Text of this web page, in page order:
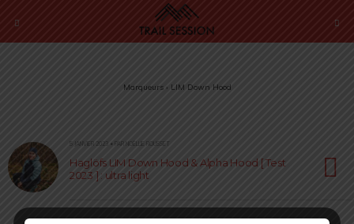
Marqueurs › LIM Down Hood
5 JANVIER 2023 • PAR NOËLLIE ROUSSET
Haglöfs LIM Down Hood & Alpha Hood [ Test
2023 ] : ultra light